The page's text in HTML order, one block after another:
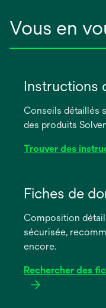
Vous en
Instructions
Conseils détaillés
des produits
Trouver des
dans
nouvel
onglet
Fiches de
Composition
sécurisée,
encore.
Rechercher des